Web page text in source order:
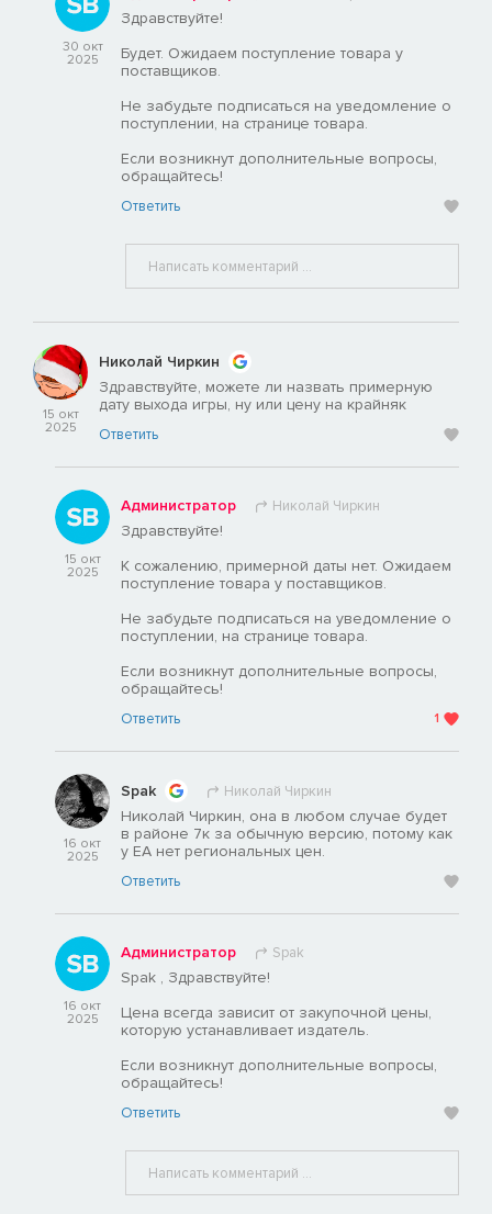
30 окт
2025
Здравствуйте!
Будет. Ожидаем поступление товара у
поставщиков.
Не забудьте подписаться на уведомление о
поступлении, на странице товара.
Если возникнут дополнительные вопросы,
обращайтесь!
Ответить
15 окт
2025
Николай Чиркин
Здравствуйте, можете ли назвать примерную
дату выхода игры, ну или цену на крайняк
Ответить
15 окт
2025
Администратор Николай Чиркин
Здравствуйте!
К сожалению, примерной даты нет. Ожидаем
поступление товара у поставщиков.
Не забудьте подписаться на уведомление о
поступлении, на странице товара.
Если возникнут дополнительные вопросы,
обращайтесь!
Ответить 1
16 окт
2025
Spak Николай Чиркин
Николай Чиркин, она в любом случае будет
в районе 7к за обычную версию, потому как
у ЕА нет региональных цен.
Ответить
16 окт
2025
Администратор Spak
Spak , Здравствуйте!
Цена всегда зависит от закупочной цены,
которую устанавливает издатель.
Если возникнут дополнительные вопросы,
обращайтесь!
Ответить